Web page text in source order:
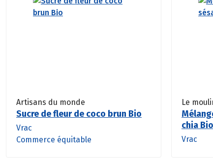
Artisans du monde
Sucre de fleur de coco brun Bio
Vrac
Commerce équitable
Le
chia Bio
Vrac